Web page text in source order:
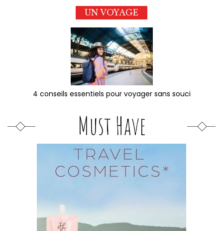
UN VOYAGE
4 conseils essentiels pour voyager sans souci
Must Have